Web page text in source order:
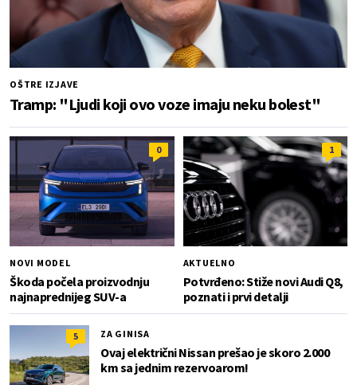
OŠTRE IZJAVE
Tramp: "Ljudi koji ovo voze imaju neku bolest"
0
NOVI MODEL
Škoda počela proizvodnju
najnaprednijeg SUV-a
1
AKTUELNO
Potvrđeno: Stiže novi Audi Q8,
poznati i prvi detalji
5 ZA GINISA
Ovaj električni Nissan prešao je skoro 2.000
km sa jednim rezervoarom!